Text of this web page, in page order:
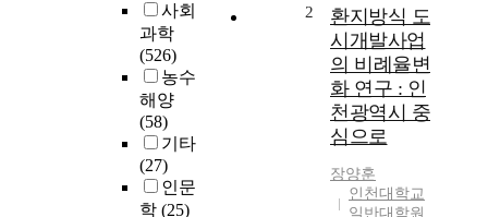
사회
과학
(526)
농수
해양
(58)
기타
(27)
인문
학 (25)
2
환지방식 도
시개발사업
의 비례율변
화 연구 : 인
천광역시 중
심으로
장양훈
인천대학교
일반대학원